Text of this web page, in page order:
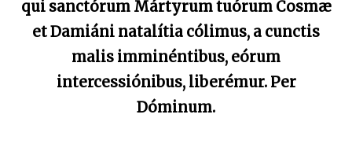
qui sanctórum Mártyrum tuórum Cosmæ
et Damiáni natalítia cólimus, a cunctis
malis imminéntibus, eórum
intercessiónibus, liberémur. Per
Dóminum.